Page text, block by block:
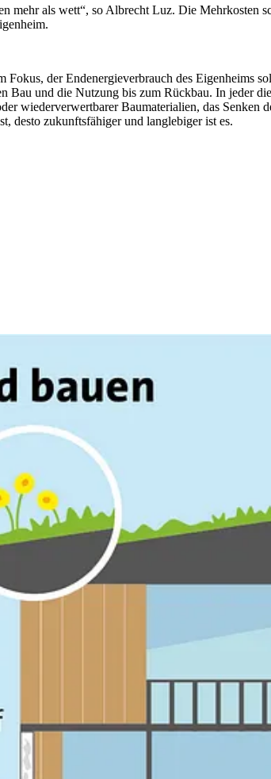
mehr als wett“, so Albrecht Luz. Die
Fokus, der Endenergieverbrauch des
Bau und die Nutzung bis zum Rückbau. In jeder
wiederverwertbarer Baumaterialien, das Senken
desto zukunftsfähiger und langlebiger ist es.